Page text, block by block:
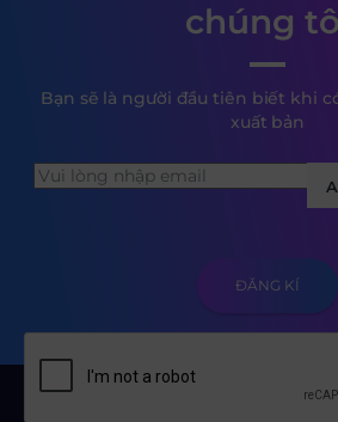
chúng
Bạn sẽ là người đầu tiên biết khi
xuất bản